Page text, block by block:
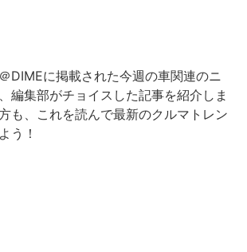
DIMEに掲載された今週の車関連のニ
編集部がチョイスした記事を紹介しま
も、これを読んで最新のクルマトレン
う！